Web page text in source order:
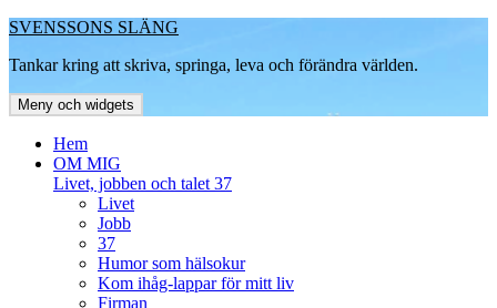
Hoppa
innehåll
SVENSSONS SLÄNG
Tankar kring att skriva, springa, leva och förändra världen.
Meny och widgets
Hem
OM MIG
Livet, jobben och talet 37
Livet
Jobb
37
Humor som hälsokur
Kom ihåg-lappar för mitt liv
Firman